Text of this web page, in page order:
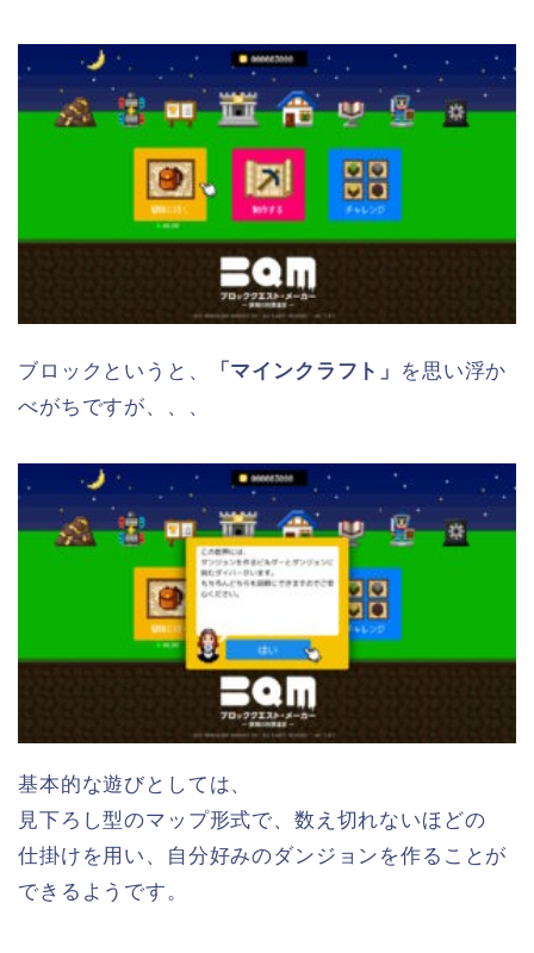
ブロックというと、 「マインクラフト」 を思い浮か
べがちですが、
、、
基本的な遊びとしては、
見下ろし型のマップ形式で、数え切れないほどの
仕掛けを用い、
自分好みのダンジョンを作ることが
できるようです。